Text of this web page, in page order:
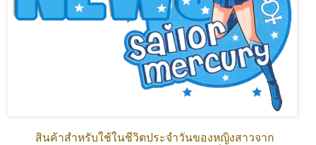
สินค้าสำหรับใช้ในชีวิตประจำวันของหญิงสาวจาก